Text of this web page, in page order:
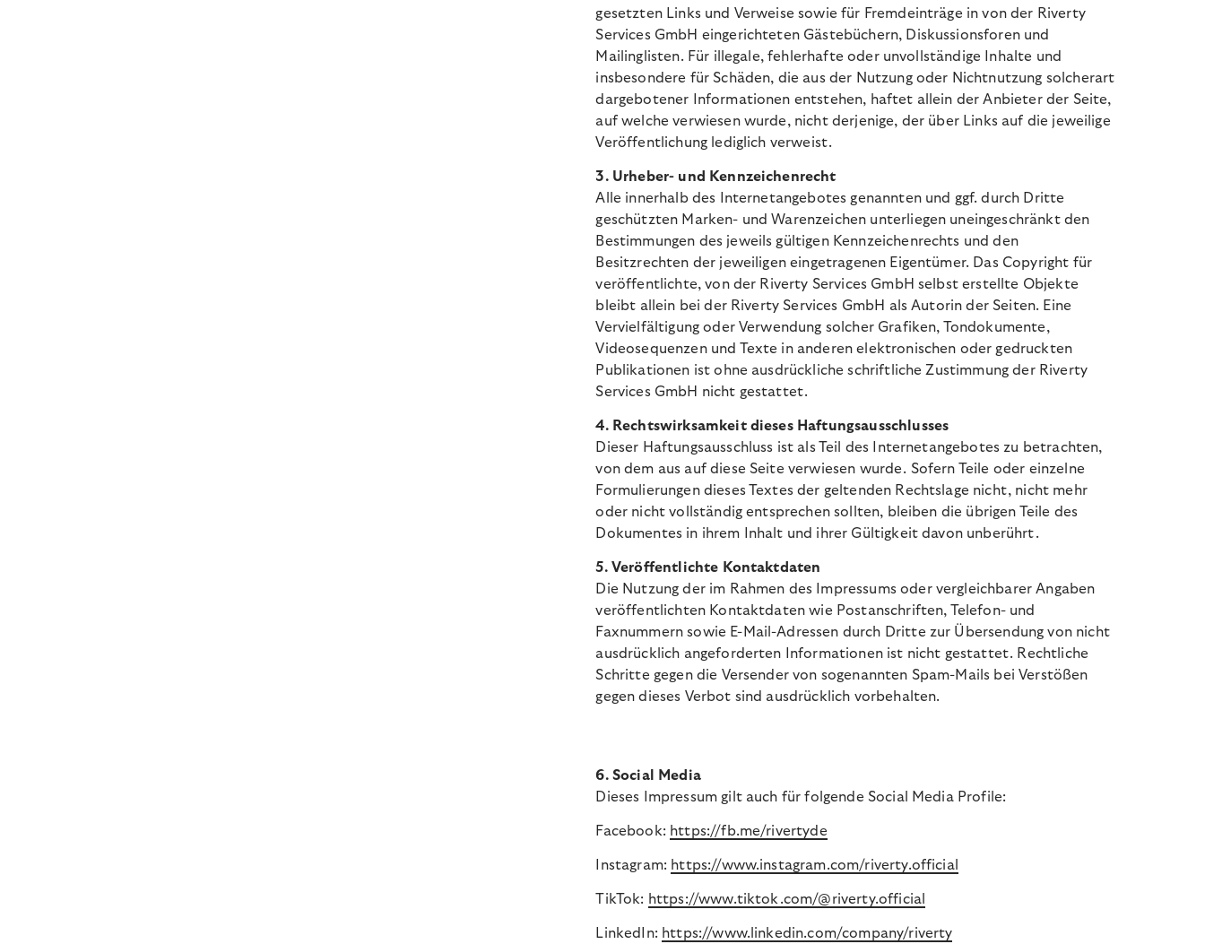
gesetzten Links und Verweise sowie für Fremdeinträge in von der Riverty
Services GmbH eingerichteten Gästebüchern, Diskussionsforen und
Mailinglisten. Für illegale, fehlerhafte oder unvollständige Inhalte und
insbesondere für Schäden, die aus der Nutzung oder Nichtnutzung solcherart
dargebotener Informationen entstehen, haftet allein der Anbieter der Seite,
auf welche verwiesen wurde, nicht derjenige, der über Links auf die jeweilige
Veröffentlichung lediglich verweist.
3. Urheber- und Kennzeichenrecht
Alle innerhalb des Internetangebotes genannten und ggf. durch Dritte
geschützten Marken- und Warenzeichen unterliegen uneingeschränkt den
Bestimmungen des jeweils gültigen Kennzeichenrechts und den
Besitzrechten der jeweiligen eingetragenen Eigentümer. Das Copyright für
veröffentlichte, von der Riverty Services GmbH selbst erstellte Objekte
bleibt allein bei der Riverty Services GmbH als Autorin der Seiten. Eine
Vervielfältigung oder Verwendung solcher Grafiken, Tondokumente,
Videosequenzen und Texte in anderen elektronischen oder gedruckten
Publikationen ist ohne ausdrückliche schriftliche Zustimmung derRiverty
Services GmbH nicht gestattet.
4. Rechtswirksamkeit dieses Haftungsausschlusses
Dieser Haftungsausschluss ist als Teil des Internetangebotes zu betrachten,
von dem aus auf diese Seite verwiesen wurde. Sofern Teile oder einzelne
Formulierungen dieses Textes der geltenden Rechtslage nicht, nicht mehr
oder nicht vollständig entsprechen sollten, bleiben die übrigen Teile des
Dokumentes in ihrem Inhalt und ihrer Gültigkeit davon unberührt.
5. Veröffentlichte Kontaktdaten
Die Nutzung der im Rahmen des Impressums oder vergleichbarer Angaben
veröffentlichten Kontaktdaten wie Postanschriften, Telefon- und
Faxnummern sowie E-Mail-Adressen durch Dritte zur Übersendung von nicht
ausdrücklich angeforderten Informationen ist nicht gestattet. Rechtliche
Schritte gegen die Versender von sogenannten Spam-Mails bei Verstößen
gegen dieses Verbot sind ausdrücklich vorbehalten.
6. Social Media
Dieses Impressum gilt auch für folgende Social Media Profile:
Facebook: https://fb.me/rivertyde
Instagram: https://www.instagram.com/riverty.official
TikTok: https://www.tiktok.com/@riverty.official
LinkedIn: https://www.linkedin.com/company/riverty